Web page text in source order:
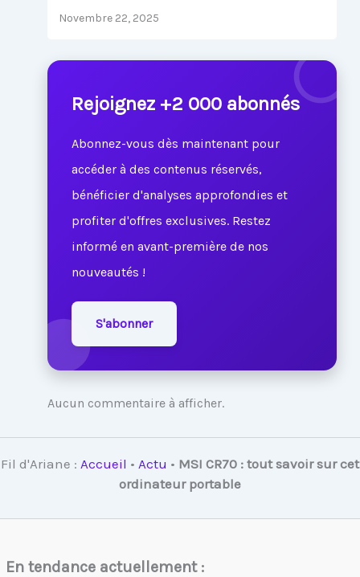
Novembre 22, 2025
Rejoignez +2 000 abonnés
Abonnez-vous dès maintenant pour
accéder à des contenus réservés,
bénéficier d'analyses approfondies et
profiter d'offres exclusives. Restez
informé en avant-première de nos
nouveautés !
S'abonner
Aucun commentaire à afficher.
Fil d'Ariane : Accueil • Actu • MSI CR70 : tout savoir sur cet
ordinateur portable
En tendance actuellement :